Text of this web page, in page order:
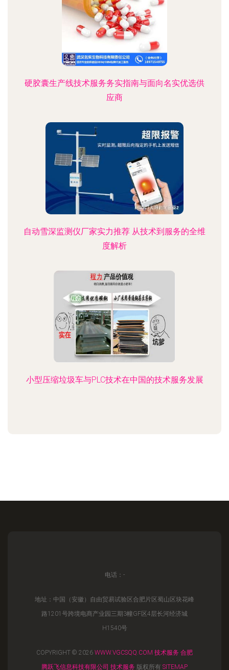
硬胶囊生产线技术服务务实指南与面向名实优选供
应商
自动雪深监测仪厂家实力推荐 从技术到服务的全维
度解析
小型压缩垃圾车与PLC技术在中国的技术服务发展
电话：-
地址：中国（安徽）自由贸易试验区合肥片区蜀山区块花峰
路1201号跨境电商产业园三期3幢GF区4层长河经济城
H1540号
COPYRIGHT © 2026 WWW.VGCSQQ.COM 技术服务 合肥
腾跃飞信息科技有限公司 技术服务 版权所有 SITEMAP